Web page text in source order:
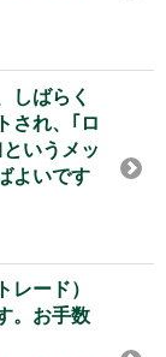
しばらく
され、｢ロ
いうメッ
よいです
レード）
。お手数